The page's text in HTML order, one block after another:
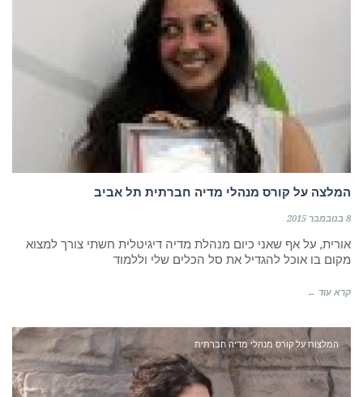
המלצה על קורס מנהלי מדיה חברתית תל אביב
8 בנובמבר 2015
אורית, על אף שאני כיום מנהלת מדיה דיגיטלית חשתי צורך למצוא
מקום בו אוכל להגדיל את סל הכלים שלי וללמוד
קרא עוד ←
המלצות על קורס מנהלי מדיה חברתית